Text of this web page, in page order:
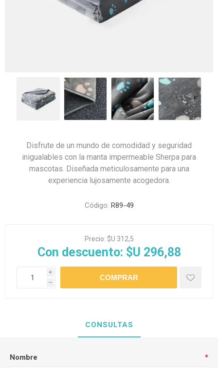
Disfrute de un mundo de comodidad y seguridad
inigualables con la manta impermeable Sherpa para
mascotas. Diseñada meticulosamente para una
experiencia lujosamente acogedora.
Código: R89-49
Precio: $U 312,5
Con descuento: $U 296,88
i
h
CONSULTAS
Nombre *